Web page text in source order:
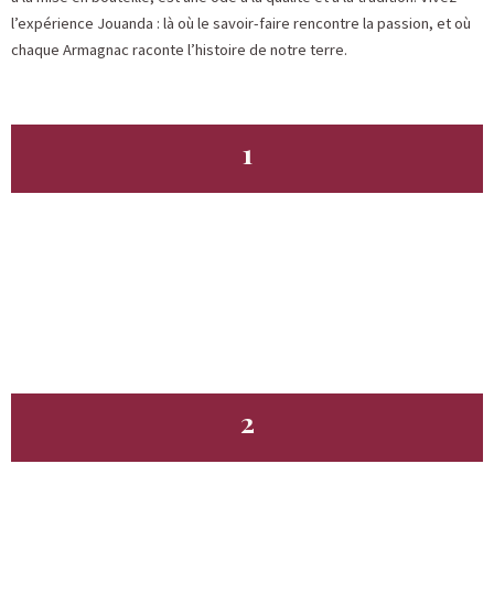
l’expérience Jouanda : là où le savoir-faire rencontre la passion, et où
chaque Armagnac raconte l’histoire de notre terre.
1
2